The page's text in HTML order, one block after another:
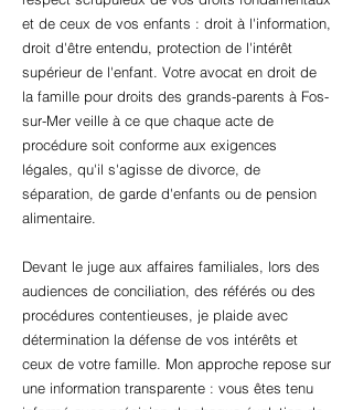
et de ceux de vos enfants : droit à l'information,
droit d'être entendu, protection de l'intérêt
supérieur de l'enfant. Votre avocat en droit de
la famille pour droits des grands-parents à Fos-
sur-Mer veille à ce que chaque acte de
procédure soit conforme aux exigences
légales, qu'il s'agisse de divorce, de
séparation, de garde d'enfants ou de pension
alimentaire.
Devant le juge aux affaires familiales, lors des
audiences de conciliation, des référés ou des
procédures contentieuses, je plaide avec
détermination la défense de vos intérêts et
ceux de votre famille. Mon approche repose sur
une information transparente : vous êtes tenu